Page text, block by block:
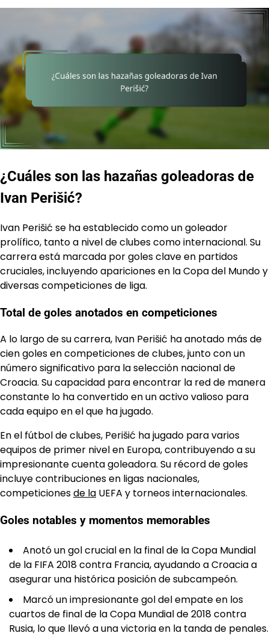
¿Cuáles son las hazañas goleadoras de
Ivan Perišić?
Ivan Perišić se ha establecido como un goleador
prolífico, tanto a nivel de clubes como internacional. Su
carrera está marcada por goles clave en partidos
cruciales, incluyendo apariciones en la Copa del Mundo y
diversas competiciones de liga.
Total de goles anotados en competiciones
A lo largo de su carrera, Ivan Perišić ha anotado más de
cien goles en competiciones de clubes, junto con un
número significativo para la selección nacional de
Croacia. Su capacidad para encontrar la red de manera
constante lo ha convertido en un activo valioso para
cada equipo en el que ha jugado.
En el fútbol de clubes, Perišić ha jugado para varios
equipos de primer nivel en Europa, contribuyendo a su
impresionante cuenta goleadora. Su récord de goles
incluye contribuciones en ligas nacionales,
competicionesde la UEFA y torneos internacionales.
Goles notables y momentos memorables
Anotó un gol crucial en la final de la Copa Mundial
de la FIFA 2018 contra Francia, ayudando a Croacia a
asegurar una histórica posición de subcampeón.
Marcó un impresionante gol del empate en los
cuartos de final de la Copa Mundial de 2018 contra
Rusia, lo que llevó a una victoria en la tanda de penales.